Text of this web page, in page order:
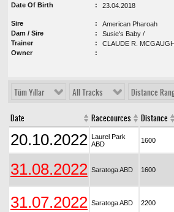
Date Of Birth
23.04.2018
Sire
American Pharoah
Dam / Sire
Susie's Baby /
Trainer
CLAUDE R.
Owner
Tüm Yıllar All Tracks Distance
Date Racecources Distance
20.10.2022 Laurel Park
ABD
1600
31.08.2022 Saratoga ABD 1600
31.07.2022 Saratoga ABD 2200